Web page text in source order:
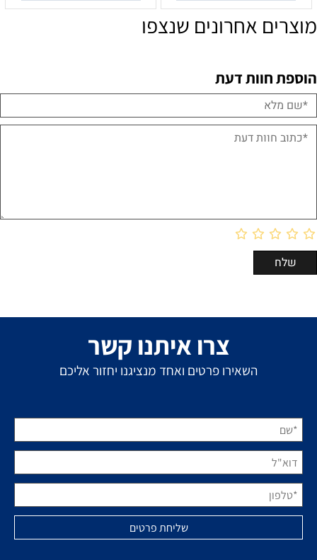
מוצרים אחרונים שנצפו
הוספת חוות דעת
צרו איתנו קשר
השאירו פרטים ואחד מנציגנו יחזור אליכם